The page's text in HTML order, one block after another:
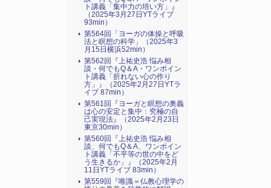
ト講義「集中力の培い方」』
（2025年3月27日YTライブ
93min）
第564回「ヨーガの体操と呼吸
法と瞑想の科学」（2025年3
月15日横浜52min）
第562回『上祐史浩 悩み相
談・何でもQ＆A・ワンポイン
ト講義「折れない心の作り
方」』（2025年2月27日YTラ
イブ 87min）
第561回『ヨーガと瞑想の奥義
は心の安定と集中：究極の自
己実現法』（2025年2月23日
東京30min）
第560回『上祐史浩 悩み相
談、何でもQ＆A、ワンポイン
ト講義「不平等の世の中をど
う生きるか」』（2025年2月
11日YTライブ 83min）
第559回『唯識＝仏教心理学の